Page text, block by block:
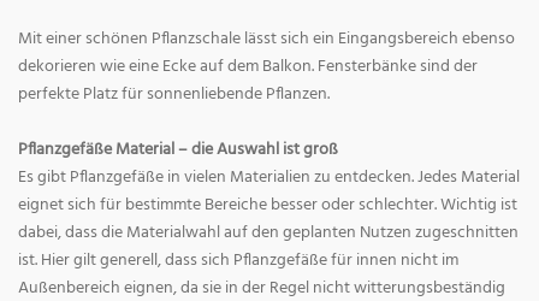
Mit einer schönen Pflanzschale lässt sich ein Eingangsbereich ebenso
dekorieren wie eine Ecke auf dem Balkon. Fensterbänke sind der
perfekte Platz für sonnenliebende Pflanzen.
Pflanzgefäße Material – die Auswahl ist groß
Es gibt Pflanzgefäße in vielen Materialien zu entdecken. Jedes Material
eignet sich für bestimmte Bereiche besser oder schlechter. Wichtig ist
dabei, dass die Materialwahl auf den geplanten Nutzen zugeschnitten
ist. Hier gilt generell, dass sich Pflanzgefäße für innen nicht im
Außenbereich eignen, da sie in der Regel nicht witterungsbeständig